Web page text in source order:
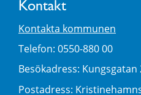
Kontakt
Kontakta kommunen
Telefon: 0550-880 00
Besökadress: Kungsgatan
Postadress: